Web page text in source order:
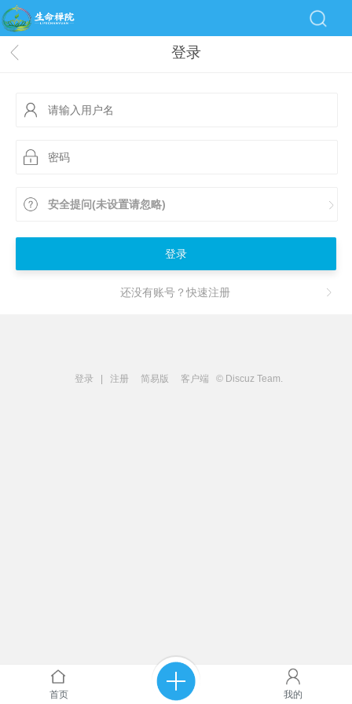
登录
安全提问(未设置请忽略)
登录
还没有账号？快速注册
登录 注册 简易版 客户端 © Discuz Team.
首页 我的